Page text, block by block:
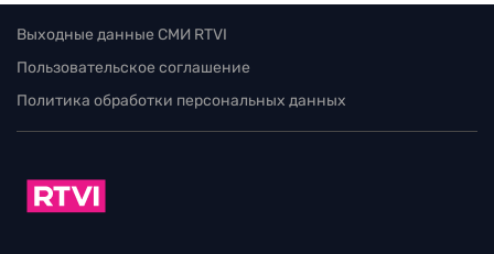
Выходные данные СМИ RTVI
Пользовательское соглашение
Политика обработки персональных данных